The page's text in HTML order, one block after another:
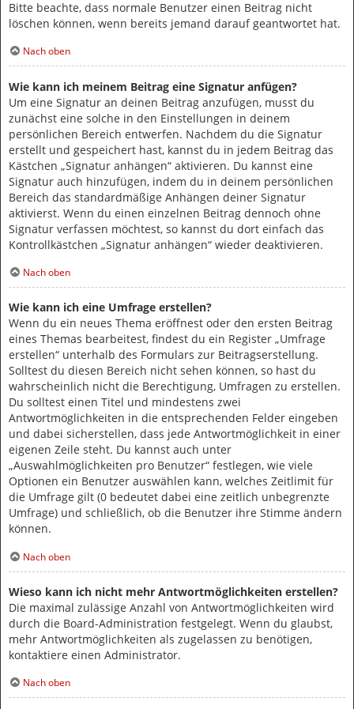
Bitte beachte, dass normale Benutzer einen Beitrag nicht
löschen können, wenn bereits jemand darauf geantwortet hat.
Nach oben
Wie kann ich meinem Beitrag eine Signatur anfügen?
Um eine Signatur an deinen Beitrag anzufügen, musst du
zunächst eine solche in den Einstellungen in deinem
persönlichen Bereich entwerfen. Nachdem du die Signatur
erstellt und gespeichert hast, kannst du in jedem Beitrag das
Kästchen „Signatur anhängen“ aktivieren. Du kannst eine
Signatur auch hinzufügen, indem du in deinem persönlichen
Bereich das standardmäßige Anhängen deiner Signatur
aktivierst. Wenn du einen einzelnen Beitrag dennoch ohne
Signatur verfassen möchtest, so kannst du dort einfach das
Kontrollkästchen „Signatur anhängen“ wieder deaktivieren.
Nach oben
Wie kann ich eine Umfrage erstellen?
Wenn du ein neues Thema eröffnest oder den ersten Beitrag
eines Themas bearbeitest, findest du ein Register „Umfrage
erstellen“ unterhalb des Formulars zur Beitragserstellung.
Solltest du diesen Bereich nicht sehen können, so hast du
wahrscheinlich nicht die Berechtigung, Umfragen zu erstellen.
Du solltest einen Titel und mindestens zwei
Antwortmöglichkeiten in die entsprechenden Felder eingeben
und dabei sicherstellen, dass jede Antwortmöglichkeit in einer
eigenen Zeile steht. Du kannst auch unter
„Auswahlmöglichkeiten pro Benutzer“ festlegen, wie viele
Optionen ein Benutzer auswählen kann, welches Zeitlimit für
die Umfrage gilt (0 bedeutet dabei eine zeitlich unbegrenzte
Umfrage) und schließlich, ob die Benutzer ihre Stimme ändern
können.
Nach oben
Wieso kann ich nicht mehr Antwortmöglichkeiten erstellen?
Die maximal zulässige Anzahl von Antwortmöglichkeiten wird
durch die Board-Administration festgelegt. Wenn du glaubst,
mehr Antwortmöglichkeiten als zugelassen zu benötigen,
kontaktiere einen Administrator.
Nach oben